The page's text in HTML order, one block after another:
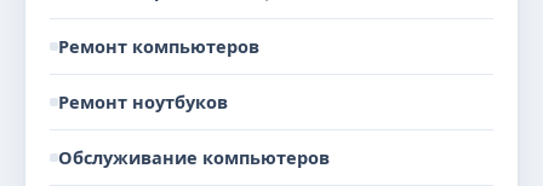
Ремонт компьютеров
Ремонт ноутбуков
Обслуживание компьютеров